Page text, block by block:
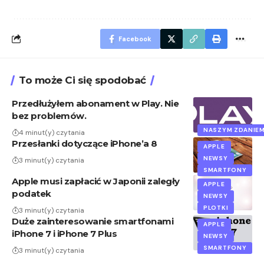
Facebook
To może Ci się spodobać
NASZYM
Przedłużyłem abonament w Play. Nie
bez problemów.
4 minut(y) czytania
APPLE
NEWSY
SMARTFONY
Przesłanki dotyczące iPhone’a 8
3 minut(y) czytania
APPLE
NEWSY
PLOTKI
Apple musi zapłacić w Japonii zaległy
podatek
3 minut(y) czytania
APPLE
NEWSY
SMARTFONY
Duże zainteresowanie smartfonami
iPhone 7 i iPhone 7 Plus
3 minut(y) czytania